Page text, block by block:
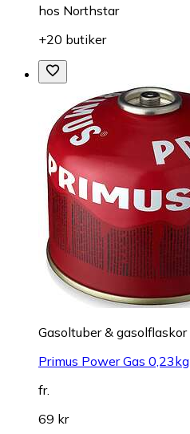
hos Northstar
+20 butiker
Gasoltuber & gasolflaskor
Primus Power Gas 0,23kg
fr.
69 kr